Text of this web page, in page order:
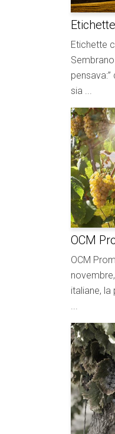
Etichette
sia ...
OCM
OCM
italiane,
...